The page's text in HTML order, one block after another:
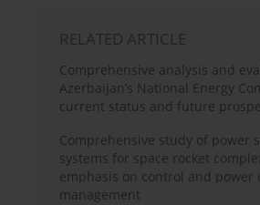
RELATED ARTICLE
Comprehensive analysis and
Azerbaijan’s National Energy
current status and future
Comprehensive study of power
systems for space rocket
emphasis on control and power
management